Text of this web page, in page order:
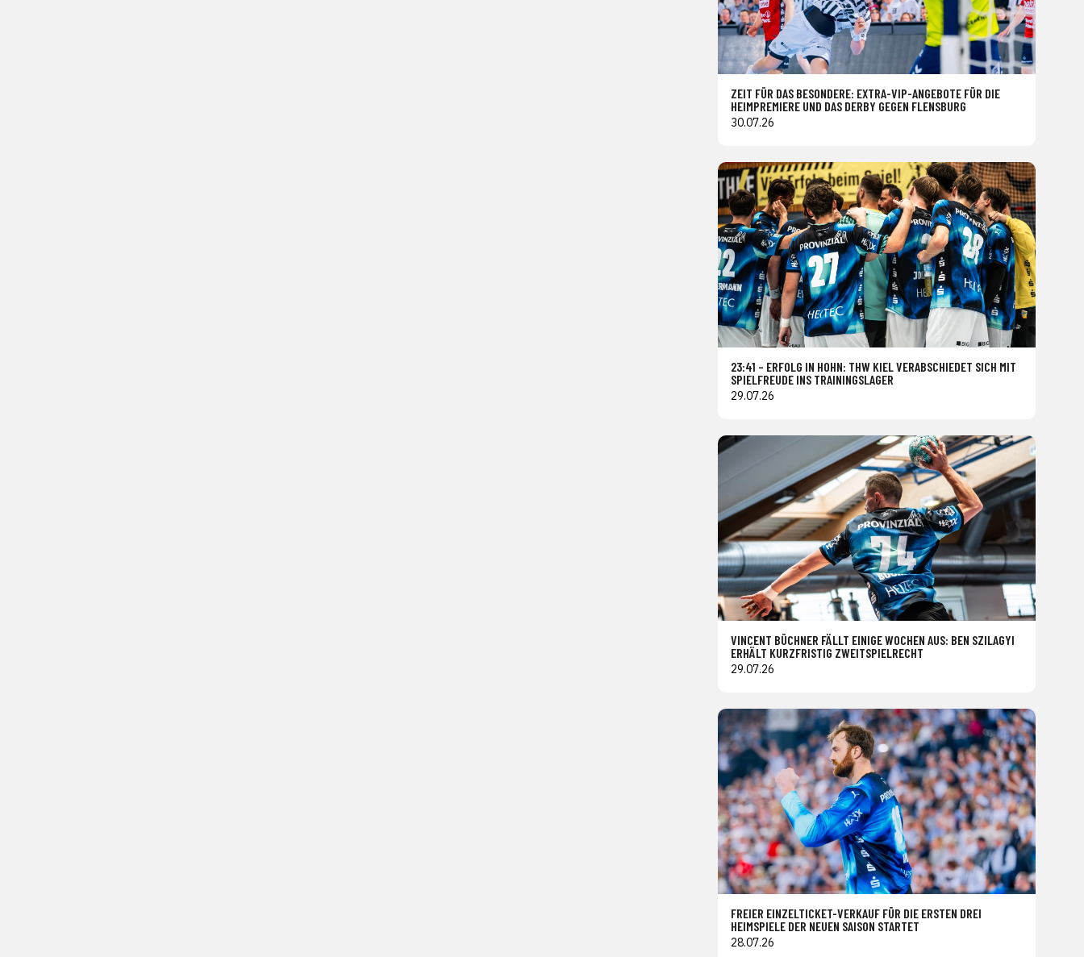
ZEIT FÜR DAS BESONDERE: EXTRA-VIP-ANGEBOTE FÜR DIE
HEIMPREMIERE UND DAS DERBY GEGEN FLENSBURG
30.07.26
23:41 – ERFOLG IN HOHN: THW KIEL VERABSCHIEDET SICH MIT
SPIELFREUDE INS TRAININGSLAGER
29.07.26
VINCENT BÜCHNER FÄLLT EINIGE WOCHEN AUS: BEN SZILAGYI
ERHÄLT KURZFRISTIG ZWEITSPIELRECHT
29.07.26
FREIER EINZELTICKET-VERKAUF FÜR DIE ERSTEN DREI
HEIMSPIELE DER NEUEN SAISON STARTET
28.07.26